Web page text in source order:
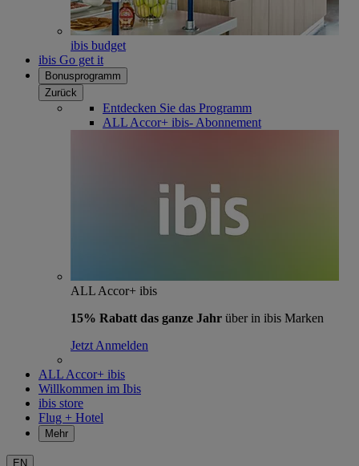
ibis budget
ibis Go get it
Bonusprogramm
Zurück
Entdecken Sie das Programm
ALL Accor+ ibis- Abonnement
ALL Accor+ ibis
15% Rabatt das ganze Jahr über in ibis Marken
Jetzt Anmelden
ALL Accor+ ibis
Willkommen im Ibis
ibis store
Flug + Hotel
Mehr
EN